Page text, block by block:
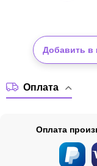
Добавить в
Оплата
Оплата